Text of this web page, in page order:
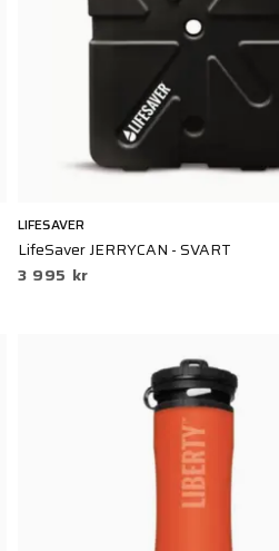
LIFESAVER
LifeSaver JERRYCAN - SVART
3 995 kr